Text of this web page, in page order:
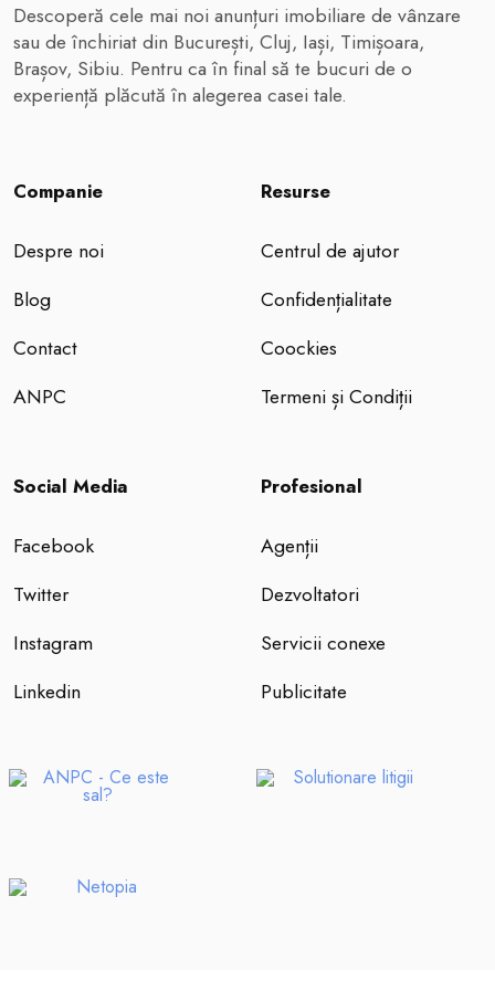
Descoperă cele mai noi anunțuri imobiliare de vânzare
sau de închiriat din București, Cluj, Iași, Timișoara,
Brașov, Sibiu. Pentru ca în final să te bucuri de o
experiență plăcută în alegerea casei tale.
Companie
Despre noi
Blog
Contact
ANPC
Resurse
Centrul de ajutor
Confidențialitate
Coockies
Termeni și Condiții
Social Media
Facebook
Twitter
Instagram
Linkedin
Profesional
Agenții
Dezvoltatori
Servicii conexe
Publicitate